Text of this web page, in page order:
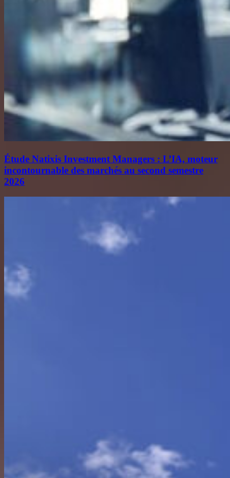
Étude Natixis Investment Managers : L’IA, moteur
incontournable des marchés au second semestre
2026